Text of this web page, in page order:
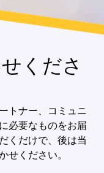
くださ
トナー、コミュニ
必要なものをお届
くだけで、後は当
せください。